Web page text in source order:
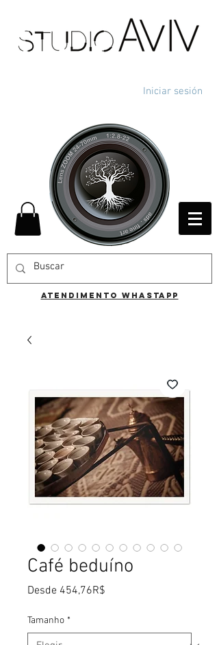
Iniciar sesión
ATENDIMENTO WHASTAPP
Café beduíno
Desde 454,76R$
Tamanho *